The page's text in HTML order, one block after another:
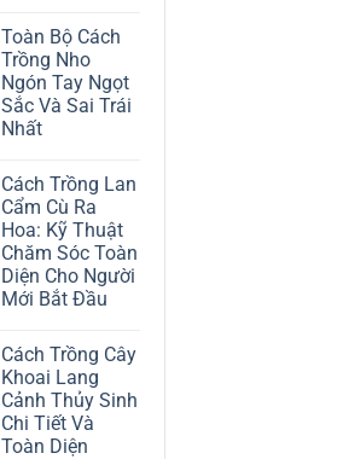
Kỹ
Thuật
Chăm
Sóc
Lá
Bạc
Tinh
bình
luận
Cách
Trồng
Địa
Lan
Hướng
Dẫn
Chi
Tiết
Trồng
Và
Chăm
Sóc
A-
Toàn Bộ Cách
Trồng Nho
Ngón Tay Ngọt
Sắc Và Sai Trái
Nhất
bình
luận
ở
Toàn
Bộ
Cách
Trồng
Nho
Ngón
Sắc
Và
Sai
Trái
Nhất
Cách Trồng Lan
Cẩm Cù Ra
Hoa: Kỹ Thuật
Chăm Sóc Toàn
Diện Cho Người
Mới Bắt Đầu
bình
luận
ở
Cách
Trồng
Lan
Cẩm
Cách Trồng Cây
Khoai Lang
Cảnh Thủy Sinh
Chi Tiết Và
Toàn Diện